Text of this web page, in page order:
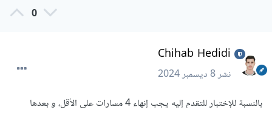
0
Chihab Hedidi
نشر8 ديسمبر 2024
بالنسبة للإختبار للتقدم إليه يجب إنهاء 4 مسارات على الأقل، و بعدها